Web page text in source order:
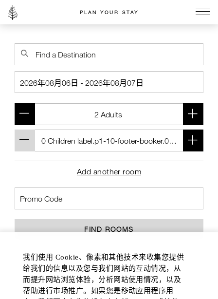
PLAN YOUR STAY
Add another room
FIND ROOMS
我们使用 Cookie、像素和其他技术来收集您提供
给我们的信息以及您与我们网站的互动情况，从
而提升网站浏览体验，分析网站使用情况，以及
帮助进行市场推广。如果您是移动应用程序用